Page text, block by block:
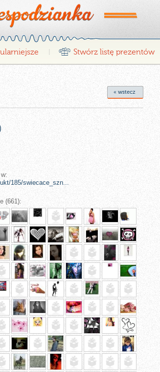
r Stwórz listę prezentów
« wstecz
185/swiecace_szn...
(661):